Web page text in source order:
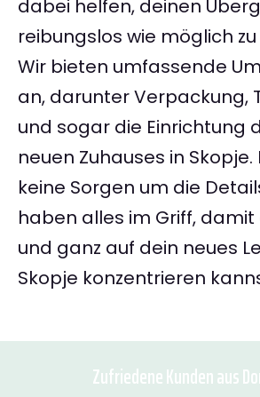
dabei helfen, deinen
reibungslos wie möglich
Wir bieten umfassende
an, darunter Verpackung,
und sogar die Einrichtung
neuen Zuhauses in
keine Sorgen um die
haben alles im Griff, damit
und ganz auf dein neues
Skopje konzentrieren
Zufriedene Kunden aus